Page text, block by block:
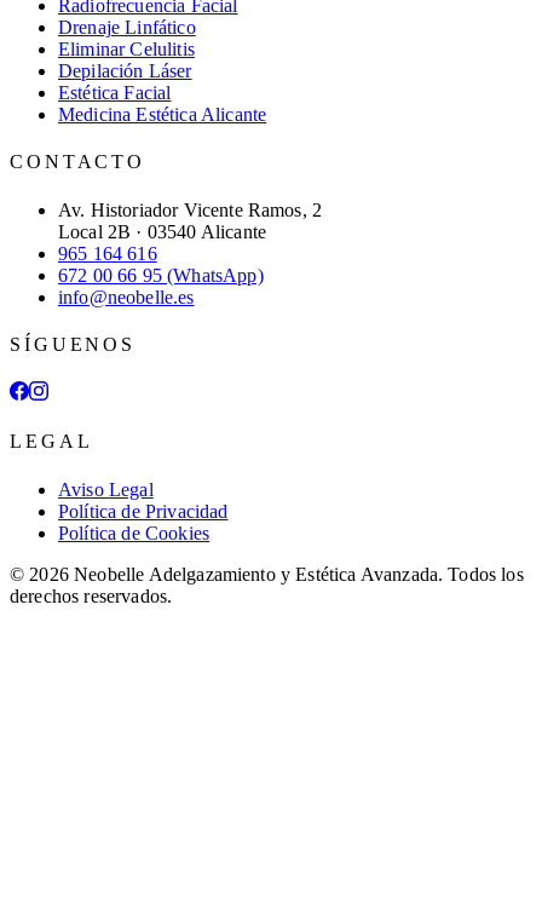
Radiofrecuencia Facial
Drenaje Linfático
Eliminar Celulitis
Depilación Láser
Estética Facial
Medicina Estética Alicante
CONTACTO
Av. Historiador Vicente Ramos, 2
Local 2B · 03540 Alicante
965 164 616
672 00 66 95 (WhatsApp)
info@neobelle.es
SÍGUENOS
LEGAL
Aviso Legal
Política de Privacidad
Política de Cookies
© 2026Neobelle Adelgazamiento y Estética Avanzada. Todos los
derechos reservados.